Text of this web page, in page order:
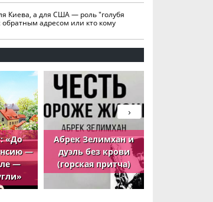
Киева, а для США — роль "голубя
обратным адресом или кто кому
«До
—
—
Абрек Зелимхан и
дуэль без крови
(горская притча)
›